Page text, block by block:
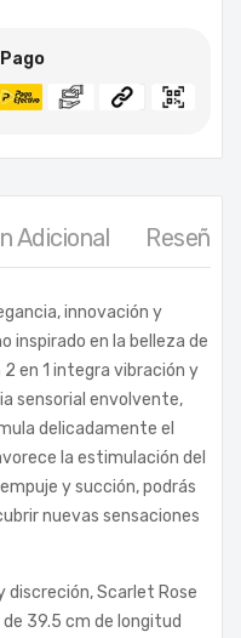
Adicional Reseñas
innovación y
inspirado en la belleza de
en 1 integra vibración y
sensorial envolvente,
delicadamente el
la estimulación del
y succión, podrás
nuevas sensaciones
discreción, Scarlet Rose
39.5 cm de longitud